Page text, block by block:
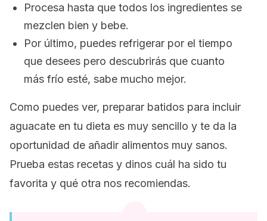
Procesa hasta que todos los ingredientes se
mezclen bien y bebe.
Por último, puedes refrigerar por el tiempo
que desees pero descubrirás que cuanto
más frío esté, sabe mucho mejor.
Como puedes ver, preparar batidos para incluir
aguacate en tu dieta es muy sencillo y te da la
oportunidad de añadir alimentos muy sanos.
Prueba estas recetas y dinos cuál ha sido tu
favorita y qué otra nos recomiendas.